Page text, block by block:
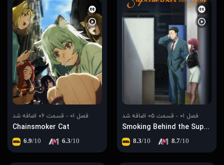
فصل ۰۱ - قسمت ۰۵ اضافه شد
Smoking Behind the Supermarket with You
8.3/10 8.7/10
فصل ۰۱ - قسمت ۰۶ اضافه شد
Chainsmoker Cat
6.9/10 6.3/10